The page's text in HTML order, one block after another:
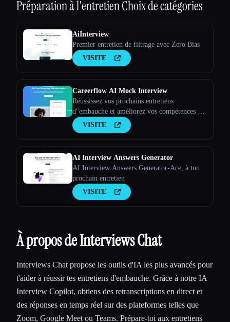
Préparation à l'entretienChoix de catégories
AiInterview
Premier entretien de filtrage avec Zero Bias
VISITE
Careerflow AI Mock Interview
Réussissez vos prochains entretiens
d''embauche et améliorez vos compétences en
matière d''entretien.
VISITE
AI Interview Answers Generator
AI Interview Answers Generator-Ace, à ton
prochain entretien
VISITE
À propos de Interviews Chat
Interviews Chat propose les outils d'IA les plus avancés pour
t'aider à réussir tes entretiens d'embauche. Grâce à notre IA
Interview Copilot, obtiens des retranscriptions en direct et
des réponses en temps réel sur des plateformes telles que
Zoom, Google Meet ou Teams. Prépare-toi aux entretiens